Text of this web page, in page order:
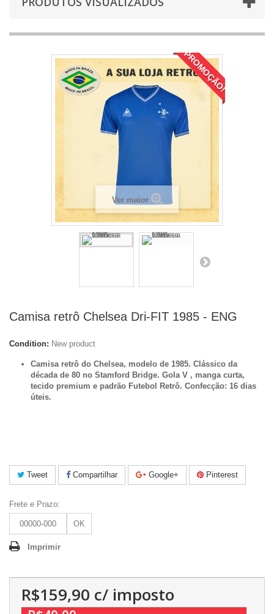
PROMOÇÃO!
Ver maior
Camisa retrô Chelsea Dri-FIT 1985 - ENG
Condition: New product
Camisa retrô do Chelsea, modelo de 1985. Clássico da
década de 80 no Stamford Bridge. Gola V , manga curta,
tecido premium e padrão Futebol Retrô. Confecção: 16 dias
úteis.
Tweet Compartilhar Google+ Pinterest
Frete e Prazo:
OK
Imprimir
R$159,90 c/ imposto